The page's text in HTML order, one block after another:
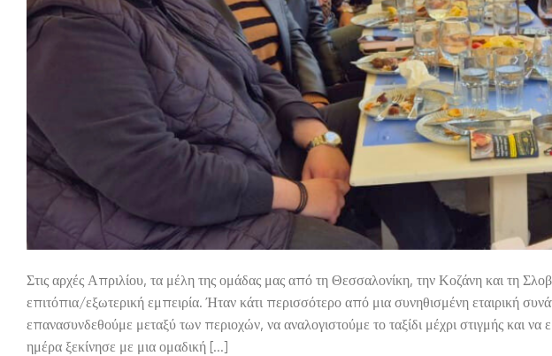
Στις αρχές Απριλίου, τα μέλη της ομάδας μας από τη Θεσσαλονίκη, την Κοζάνη και τη
επιτόπια/εξωτερική εμπειρία. Ήταν κάτι περισσότερο από μια συνηθισμένη εταιρική
επανασυνδεθούμε μεταξύ των περιοχών, να αναλογιστούμε το ταξίδι μέχρι στιγμής και να
ημέρα ξεκίνησε με μια ομαδική [...]